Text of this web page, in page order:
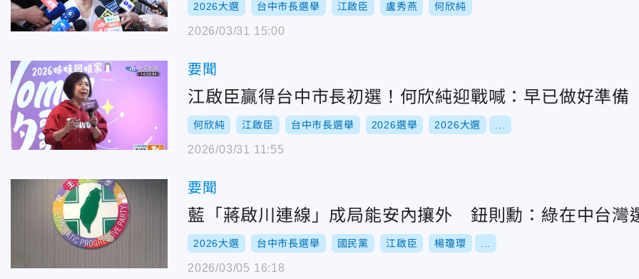
2026大選 台中市長選舉 江啟臣 盧秀燕 何欣純
2026/03/31 15:00
要聞
江啟臣贏得台中市長初選！何欣純迎戰喊：早已做好準備
何欣純 江啟臣 台中市長選舉 2026選舉 2026大選
2026/03/31 11:55
要聞
藍「蔣啟川連線」成局能安內攘外 鈕則勳：綠在中台灣
2026大選 台中市長選舉 國民黨 江啟臣 楊瓊瓔
2026/03/05 16:18